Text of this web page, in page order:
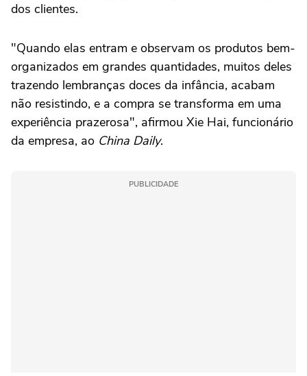
dos clientes.
"Quando elas entram e observam os produtos bem-
organizados em grandes quantidades, muitos deles
trazendo lembranças doces da infância, acabam
não resistindo, e a compra se transforma em uma
experiência prazerosa", afirmou Xie Hai, funcionário
da empresa, ao China Daily.
PUBLICIDADE